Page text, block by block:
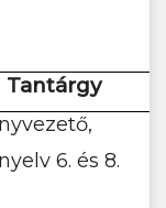
Tantárgy
6. és 8.